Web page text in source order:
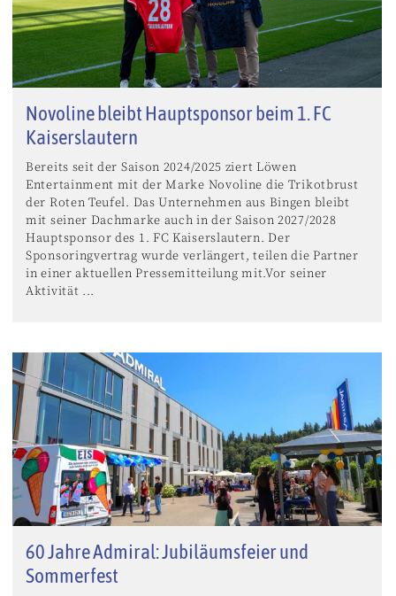
Novoline bleibt Hauptsponsor beim 1. FC
Kaiserslautern
Bereits seit der Saison 2024/2025 ziert Löwen
Entertainment mit der Marke Novoline die Trikotbrust
der Roten Teufel. Das Unternehmen aus Bingen bleibt
mit seiner Dachmarke auch in der Saison 2027/2028
Hauptsponsor des 1. FC Kaiserslautern. Der
Sponsoringvertrag wurde verlängert, teilen die Partner
in einer aktuellen Pressemitteilung mit.Vor seiner
Aktivität ...
60 Jahre Admiral: Jubiläumsfeier und
Sommerfest